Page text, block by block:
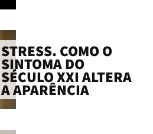
STRESS. COMO O
SINTOMA DO
SÉCULO XXI ALTERA
A APARÊNCIA